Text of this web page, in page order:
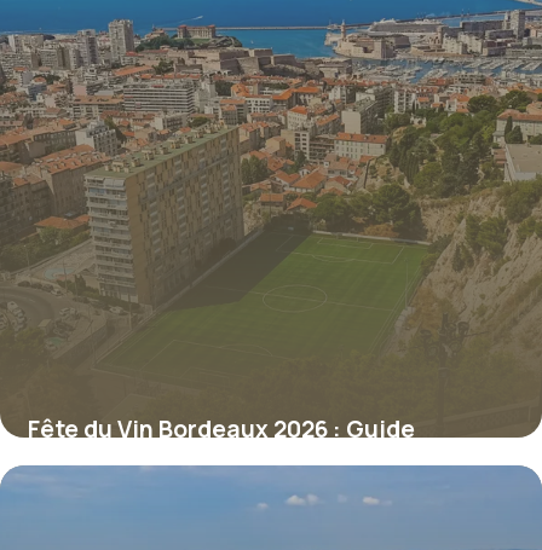
Fête du Vin Bordeaux 2026 : Guide
Complet